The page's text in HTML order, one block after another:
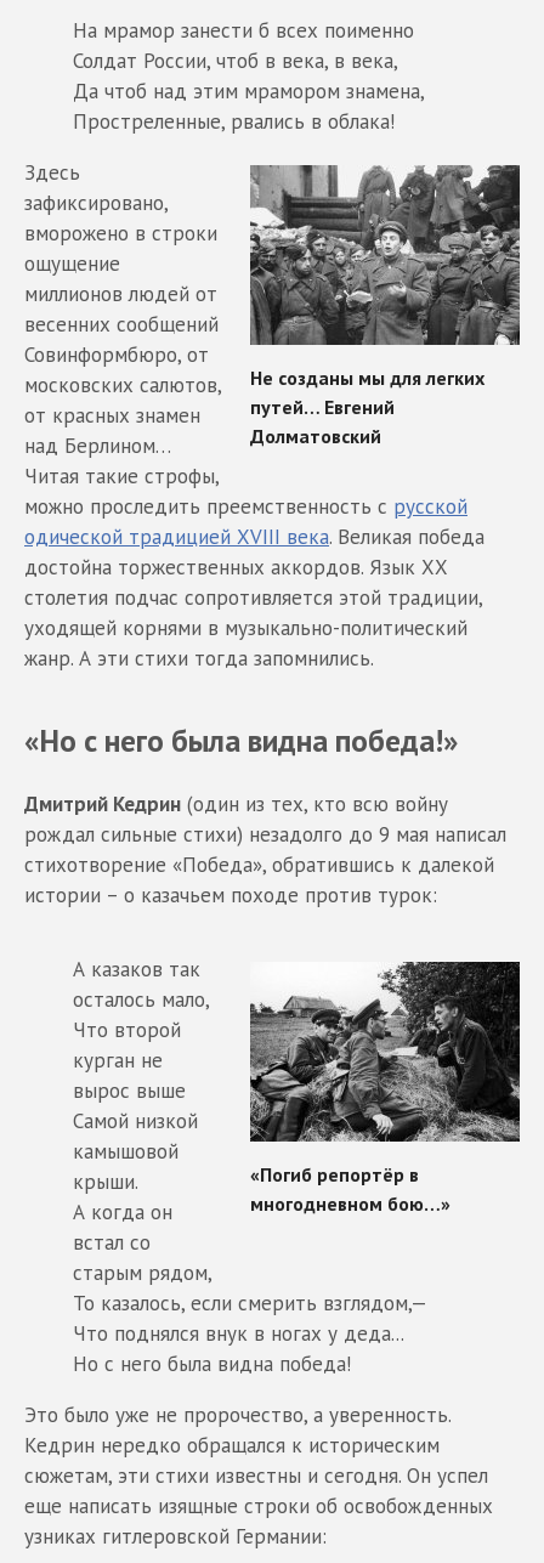
На мрамор занести б всех поименно
Солдат России, чтоб в века, в века,
Да чтоб над этим мрамором знамена,
Простреленные, рвались в облака!
Здесь
зафиксировано,
вморожено в строки
ощущение
миллионов людей от
весенних сообщений
Совинформбюро, от
московских салютов,
от красных знамен
над Берлином…
Читая такие строфы,
можно проследить преемственность с русской
одической традицией XVIII века. Великая победа
достойна торжественных аккордов. Язык ХХ
столетия подчас сопротивляется этой традиции,
уходящей корнями в музыкально-политический
жанр. А эти стихи тогда запомнились.
«Но с него была видна победа!»
Дмитрий Кедрин (один из тех, кто всю войну
рождал сильные стихи) незадолго до 9 мая написал
стихотворение «Победа», обратившись к далекой
истории – о казачьем походе против турок:
А казаков так
осталось мало,
Что второй
курган не
вырос выше
Самой низкой
камышовой
крыши.
А когда он
встал со
старым рядом,
То казалось, если смерить взглядом,—
Что поднялся внук в ногах у деда...
Но с него была видна победа!
Это было уже не пророчество, а уверенность.
Кедрин нередко обращался к историческим
сюжетам, эти стихи известны и сегодня. Он успел
еще написать изящные строки об освобожденных
узниках гитлеровской Германии: